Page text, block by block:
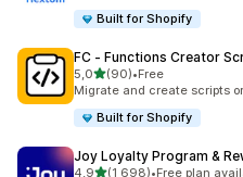
Built for Shopify
FC ‑ Functions Creator
5,0z 5 hvězd
(90)
Celkový počet recenzí: 90
•Free
Migrate and create scripts
Built for Shopify
Joy Loyalty Program &
4,9z 5 hvězd
(1 698)•Free plan